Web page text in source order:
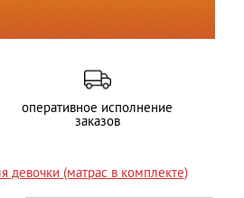
оперативное исполнение
заказов
девочки (матрас в комплекте)